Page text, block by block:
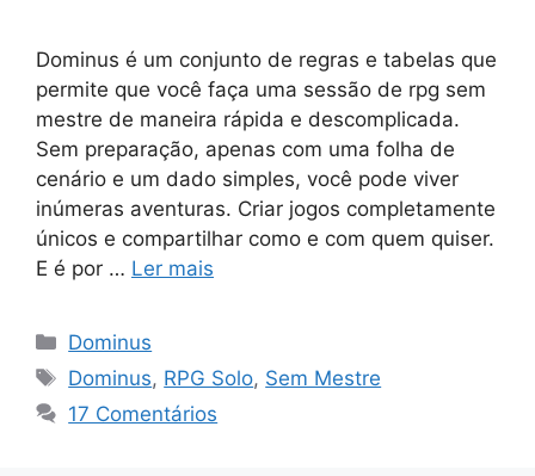
Dominus é um conjunto de regras e tabelas que
permite que você faça uma sessão de rpg sem
mestre de maneira rápida e descomplicada.
Sem preparação, apenas com uma folha de
cenário e um dado simples, você pode viver
inúmeras aventuras. Criar jogos completamente
únicos e compartilhar como e com quem quiser.
E é por … Ler mais
Categorias
Dominus
Tags
Dominus, RPG Solo, Sem Mestre
17 Comentários